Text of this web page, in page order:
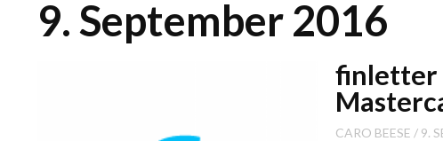
9. September 2016
finletter
CARO BEESE 9.